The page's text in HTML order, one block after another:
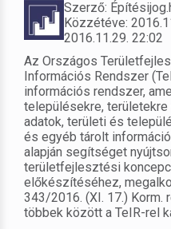
Szerző:
Közzétéve:
2016.11.29. 22:02
Az Országos
Információs Rendszer
információs rendszer,
településekre,
adatok, területi és
és egyéb tárolt
alapján segítséget
területfejlesztési
előkészítéséhez,
343/2016. (XI. 17.)
többek között a TeIR-rel